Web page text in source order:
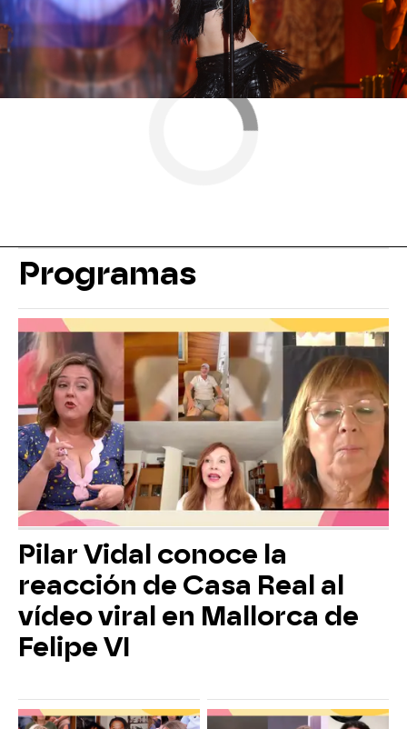
Programas
Pilar Vidal conoce la
reacción de Casa Real al
vídeo viral en Mallorca de
Felipe VI